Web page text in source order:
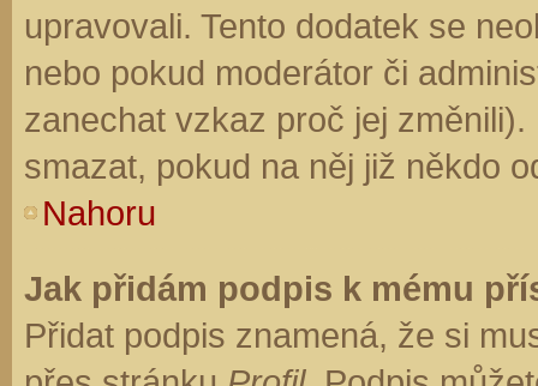
upravovali. Tento dodatek se
nebo pokud moderátor či
zanechat vzkaz proč jej
smazat, pokud na něj již někdo
Nahoru
Jak přidám podpis k mému
Přidat podpis znamená, že si